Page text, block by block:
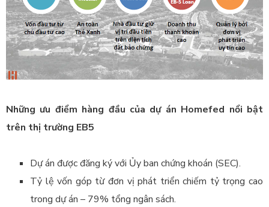
Những ưu điểm hàng đầu của dự án Homefed nổi bật
trên thị trường EB5
Dự án được đăng ký với Ủy ban chứng khoán (SEC).
Tỷ lệ vốn góp từ đơn vị phát triển chiếm tỷ trọng cao
trong dự án – 79% tổng ngân sách.